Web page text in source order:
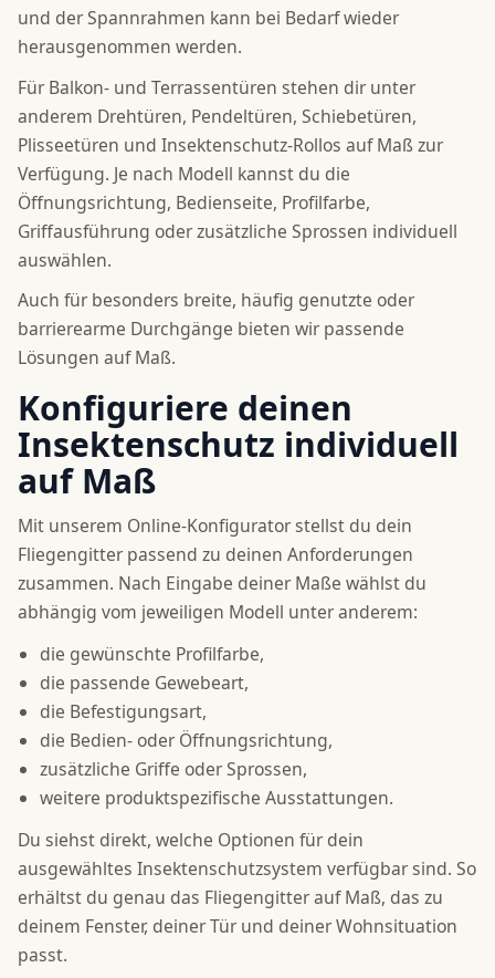
und der Spannrahmen kann bei Bedarf wieder
herausgenommen werden.
Für Balkon- und Terrassentüren stehen dir unter
anderem Drehtüren, Pendeltüren, Schiebetüren,
Plisseetüren und Insektenschutz-Rollos auf Maß zur
Verfügung. Je nach Modell kannst du die
Öffnungsrichtung, Bedienseite, Profilfarbe,
Griffausführung oder zusätzliche Sprossen individuell
auswählen.
Auch für besonders breite, häufig genutzte oder
barrierearme Durchgänge bieten wir passende
Lösungen auf Maß.
Konfiguriere deinen
Insektenschutz individuell
auf Maß
Mit unserem Online-Konfigurator stellst du dein
Fliegengitter passend zu deinen Anforderungen
zusammen. Nach Eingabe deiner Maße wählst du
abhängig vom jeweiligen Modell unter anderem:
die gewünschte Profilfarbe,
die passende Gewebeart,
die Befestigungsart,
die Bedien- oder Öffnungsrichtung,
zusätzliche Griffe oder Sprossen,
weitere produktspezifische Ausstattungen.
Du siehst direkt, welche Optionen für dein
ausgewähltes Insektenschutzsystem verfügbar sind. So
erhältst du genau das Fliegengitter auf Maß, das zu
deinem Fenster, deiner Tür und deiner Wohnsituation
passt.